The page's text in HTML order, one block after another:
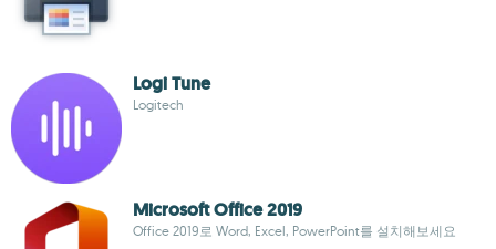
Logi Tune
Logitech
Microsoft Office 2019
Office 2019로 Word, Excel, PowerPoint를 설치해보세요